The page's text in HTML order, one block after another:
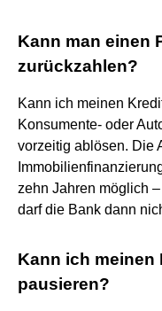
Kann man einen
zurückzahlen?
Kann ich meinen
Konsumente- oder
vorzeitig ablösen. Die
zehn Jahren möglich
darf die Bank dann
Kann ich meinen
pausieren?